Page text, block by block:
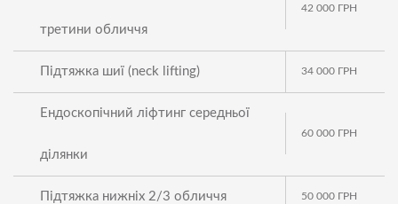
третини обличчя
42 000 ГРН
Підтяжка шиї (neck lifting) 34 000 ГРН
Ендоскопічний ліфтинг середньої
ділянки
60 000 ГРН
Підтяжка нижніх 2/3 обличчя 50 000 ГРН